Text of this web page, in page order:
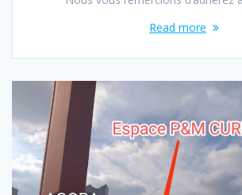
Read more